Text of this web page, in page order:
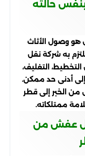
حالته
هو وصول الأثاث
به شركة نقل
التغليف،
إلى أدنى حد ممكن.
من الخبر إلى قطر
ممتلكاته.
عفش من